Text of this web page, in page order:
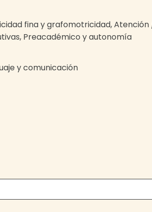
fina y grafomotricidad, Atención
Preacadémico y autonomía
y comunicación